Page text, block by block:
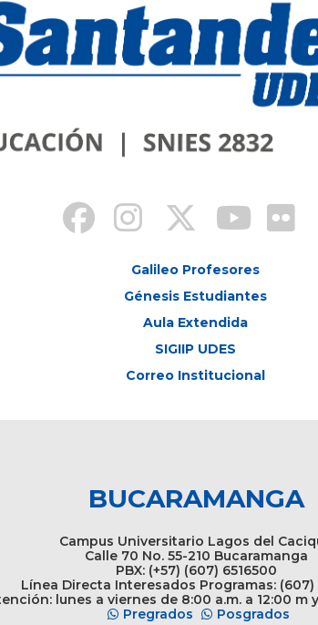
Galileo Profesores
Génesis Estudiantes
Aula Extendida
SIGIIP UDES
Correo Institucional
BUCARAMANGA
Campus Universitario Lagos del
Calle 70 No. 55-210 Bucaramanga
PBX: (+57) (607) 6516500
Línea Directa Interesados Programas: (607)
lunes a viernes de 8:00 a.m. a 12:00 m
Pregrados
Posgrados